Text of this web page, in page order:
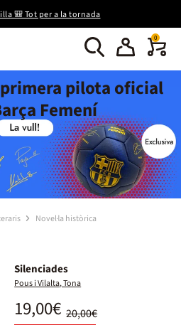
🎒 Tot per a la tornada
0
pilota oficial
Femení
Novel·la històrica
Silenciades
Pous i Vilalta, Tona
20,00€
19,00€